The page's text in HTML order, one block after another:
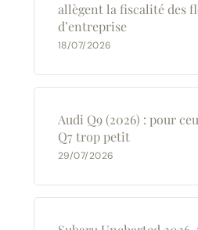
allègent la fiscalité des
d’entreprise
18/07/2026
Audi Q9 (2026) : pour
Q7 trop petit
29/07/2026